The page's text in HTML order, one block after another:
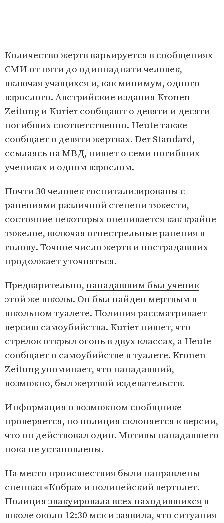
Количество жертв варьируется в сообщениях
СМИ от пяти до одиннадцати человек,
включая учащихся и, как минимум, одного
взрослого. Австрийские издания Kronen
Zeitung и Kurier сообщают о девяти и десяти
погибших соответственно. Heute также
сообщает о девяти жертвах. Der Standard,
ссылаясь на МВД, пишет о семи погибших
учениках и одном взрослом.
Почти 30 человек госпитализированы с
ранениями различной степени тяжести,
состояние некоторых оценивается как крайне
тяжелое, включая огнестрельные ранения в
голову. Точное число жертв и пострадавших
продолжает уточняться.
Предварительно, нападавшим был ученик
этой же школы. Он был найден мертвым в
школьном туалете. Полиция рассматривает
версию самоубийства. Kurier пишет, что
стрелок открыл огонь в двух классах, а Heute
сообщает о самоубийстве в туалете. Kronen
Zeitung упоминает, что нападавший,
возможно, был жертвой издевательств.
Информация о возможном сообщнике
проверяется, но полиция склоняется к версии,
что он действовал один. Мотивы нападавшего
пока не установлены.
На место происшествия были направлены
спецназ «Кобра» и полицейский вертолет.
Полицияэвакуировала всех находившихсяв
школе около 12:30 мск и заявила, что ситуация